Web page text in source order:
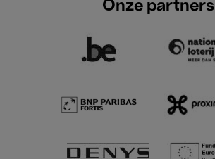
Onze partners